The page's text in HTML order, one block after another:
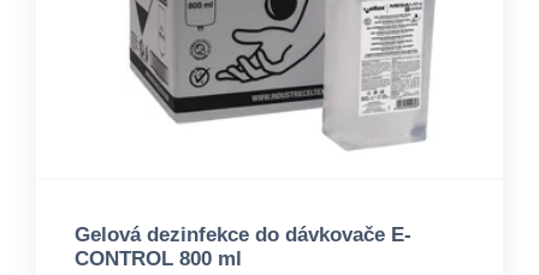
Gelová dezinfekce do dávkovače E-
CONTROL 800 ml